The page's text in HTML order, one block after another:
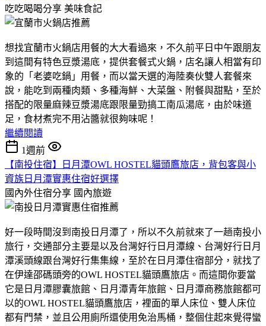
吃吃喝喝分享 美味食記
想找宜蘭市火鍋店用餐的大大看過來，不久前平日中午跟朋友
到這間有特色豆漿湯底，提供套餐式火鍋，店名讓人相當有印
象的「老婆吃鍋」用餐，而以當天選的海陸奏伙雙人套餐來
說，能吃到兩種肉類、多種海鮮、大菜盤、附餐與甜點，至於
搭配的限量麻辣豆漿湯底跟限量勁搞工南瓜湯底，由於味道
足，食材煮完不用沾醬就很夠味呢！
繼續閱讀
1週前
【南投住宿】日月潭OWL HOSTEL貓頭鷹旅店，背包客與小
資族日月潭實惠住宿好選擇
國內外住宿分享 國內旅遊
好一段時間沒到南投日月潭了，所以不久前就來了一趟南投小
旅行，交通部分主要是以及台灣好行日月潭線、台灣好行日月
潭溪頭線跟台灣好行集集線，至於在日月潭住宿部分，就找了
在伊達邵碼頭旁的OWL HOSTEL貓頭鷹旅店。而這間你要當
它是日月潭膠囊旅館、日月潭青年旅館、日月潭商務旅館都可
以的OWL HOSTEL貓頭鷹旅店，裡面的單人床位、雙人床位
都有門禁，並且公用廁所還使用免治馬桶，整個住起來覺得蠻